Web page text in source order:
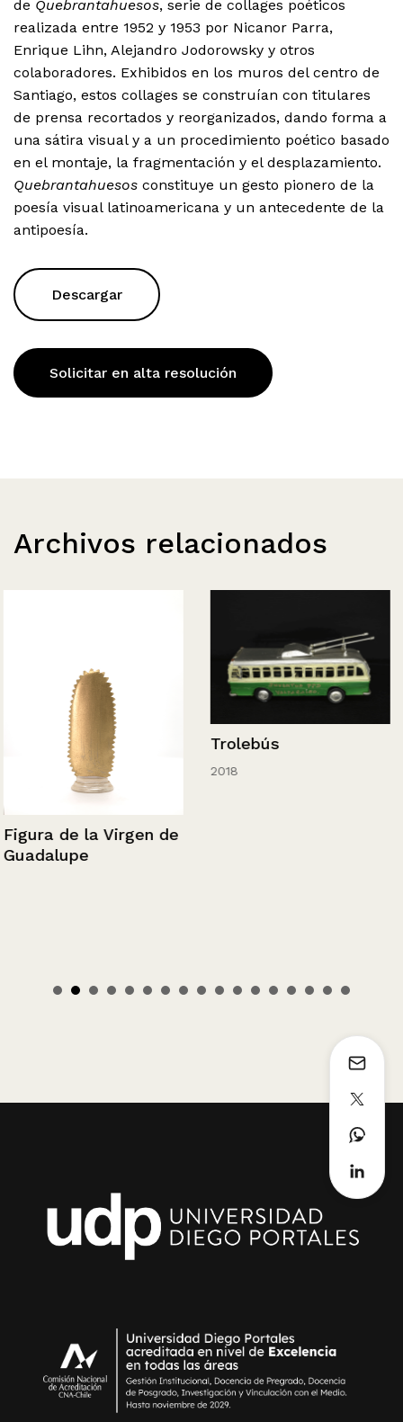
de Quebrantahuesos, serie de collages poéticos
realizada entre 1952 y 1953 por Nicanor Parra,
Enrique Lihn, Alejandro Jodorowsky y otros
colaboradores. Exhibidos en los muros del centro de
Santiago, estos collages se construían con titulares
de prensa recortados y reorganizados, dando forma a
una sátira visual y a un procedimiento poético basado
en el montaje, la fragmentación y el desplazamiento.
Quebrantahuesos constituye un gesto pionero de la
poesía visual latinoamericana y un antecedente de la
antipoesía.
Descargar
Solicitar en alta resolución
Archivos relacionados
Figura de la Virgen de
Guadalupe
Trolebús
2018